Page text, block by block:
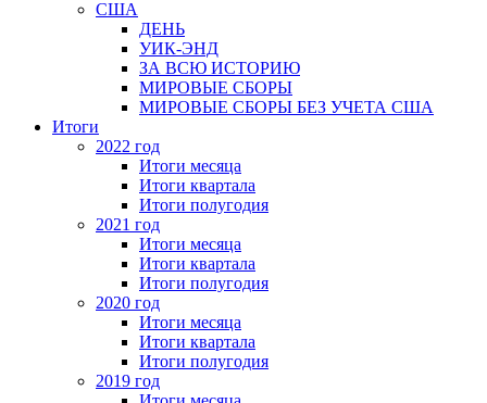
США
ДЕНЬ
УИК-ЭНД
ЗА ВСЮ ИСТОРИЮ
МИРОВЫЕ СБОРЫ
МИРОВЫЕ СБОРЫ БЕЗ УЧЕТА США
Итоги
2022 год
Итоги месяца
Итоги квартала
Итоги полугодия
2021 год
Итоги месяца
Итоги квартала
Итоги полугодия
2020 год
Итоги месяца
Итоги квартала
Итоги полугодия
2019 год